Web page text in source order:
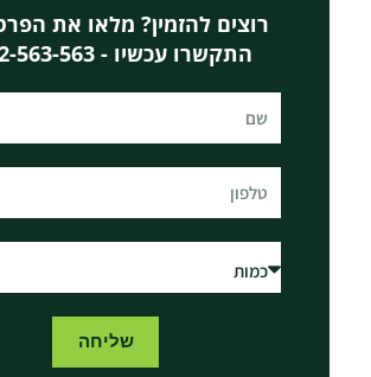
רוצים להזמין? מלאו את
התקשרו עכשיו - 0732-563-563
שליחה